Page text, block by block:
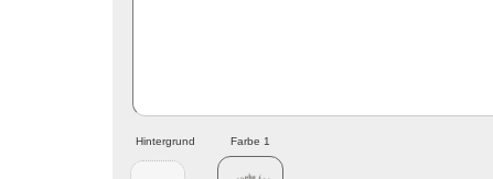
Hintergrund Farbe 1